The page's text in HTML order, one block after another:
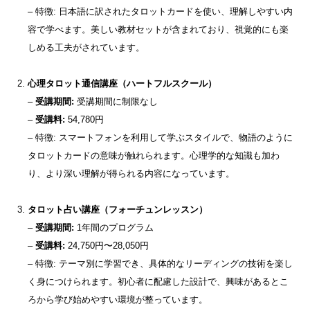
– 特徴: 日本語に訳されたタロットカードを使い、理解しやすい内
容で学べます。美しい教材セットが含まれており、視覚的にも楽
しめる工夫がされています。
心理タロット通信講座（ハートフルスクール）
– 受講期間: 受講期間に制限なし
– 受講料: 54,780円
– 特徴: スマートフォンを利用して学ぶスタイルで、物語のように
タロットカードの意味が触れられます。心理学的な知識も加わ
り、より深い理解が得られる内容になっています。
タロット占い講座（フォーチュンレッスン）
– 受講期間: 1年間のプログラム
– 受講料: 24,750円〜28,050円
– 特徴: テーマ別に学習でき、具体的なリーディングの技術を楽し
く身につけられます。初心者に配慮した設計で、興味があるとこ
ろから学び始めやすい環境が整っています。